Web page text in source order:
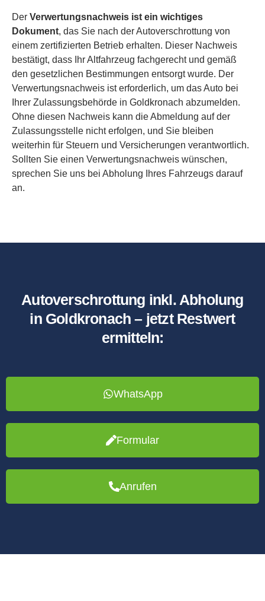
Der Verwertungsnachweis ist ein wichtiges
Dokument, das Sie nach der Autoverschrottung von
einem zertifizierten Betrieb erhalten. Dieser Nachweis
bestätigt, dass Ihr Altfahrzeug fachgerecht und gemäß
den gesetzlichen Bestimmungen entsorgt wurde. Der
Verwertungsnachweis ist erforderlich, um das Auto bei
Ihrer Zulassungsbehörde in Goldkronach abzumelden.
Ohne diesen Nachweis kann die Abmeldung auf der
Zulassungsstelle nicht erfolgen, und Sie bleiben
weiterhin für Steuern und Versicherungen verantwortlich.
Sollten Sie einen Verwertungsnachweis wünschen,
sprechen Sie uns bei Abholung Ihres Fahrzeugs darauf
an.
Autoverschrottung inkl. Abholung
in Goldkronach – jetzt Restwert
ermitteln:
WhatsApp
Formular
Anrufen